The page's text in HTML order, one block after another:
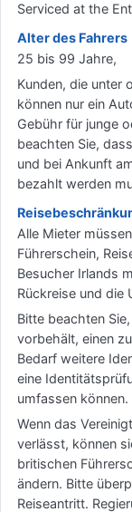
Serviced at the
Alter des Fahrers
25 bis 99 Jahre,
Kunden, die unter
können nur ein
Gebühr für junge
beachten Sie,
und bei Ankunft
bezahlt werden
Alle Mieter
Führerschein,
Besucher Irlands
Rückreise und die
Bitte beachten
vorbehält, einen
Bedarf weitere
eine
umfassen können.
Wenn das
verlässt, können
britischen
ändern. Bitte
Reiseantritt.